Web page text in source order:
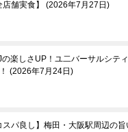
店舗実食】
2026年7月27日
の楽しさUP！ユ二バーサルシテ
2026年7月24日
スパ良し】梅田・大阪駅周辺の